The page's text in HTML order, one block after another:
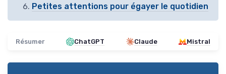
Petites attentions pour égayer le quotidien
Résumer ChatGPT Claude Mistral